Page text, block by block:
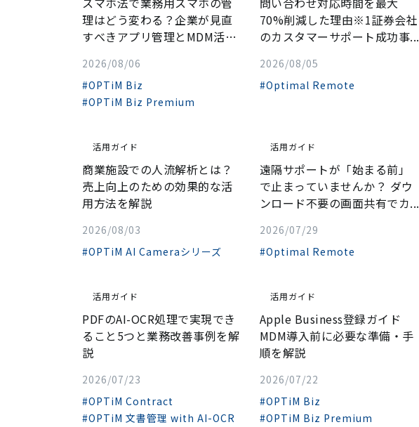
理はどう変わる？企業が見直
すべきアプリ管理とMDM活
2026/08/06
#OPTiM Biz
#OPTiM Biz Premium
70%削減した理由※1証券会社
のカスタマーサポート成功事...
2026/08/05
#Optimal Remote
活用ガイド
商業施設での人流解析とは？
売上向上のための効果的な活
用方法を解説
2026/08/03
#OPTiM AI Cameraシリーズ
活用ガイド
遠隔サポートが「始まる前」
で止まっていませんか？ ダウ
ンロード不要の画面共有でカ...
2026/07/29
#Optimal Remote
活用ガイド
PDFのAI-OCR処理で実現でき
ること5つと業務改善事例を解
説
2026/07/23
#OPTiM Contract
#OPTiM 文書管理 with AI-OCR
活用ガイド
Apple Business登録ガイド
MDM導入前に必要な準備・手
順を解説
2026/07/22
#OPTiM Biz
#OPTiM Biz Premium